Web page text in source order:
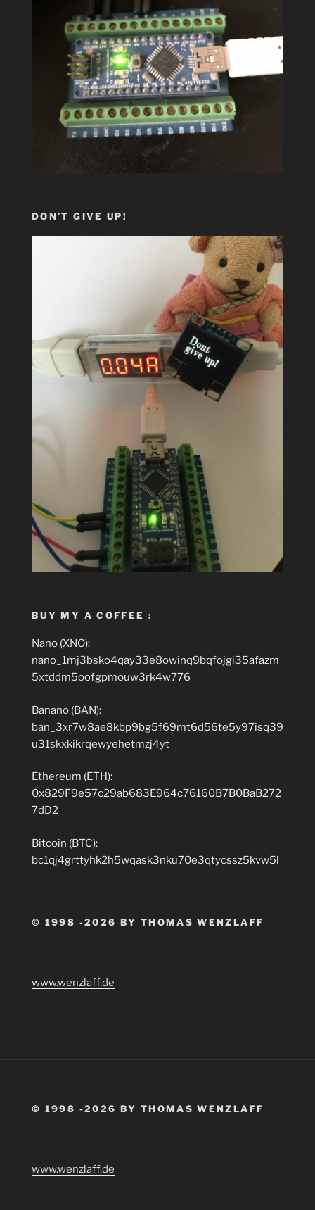
DON’T GIVE UP!
BUY MY A COFFEE :
Nano (XNO):
nano_1mj3bsko4qay33e8owinq9bqfojgi35afazm
5xtddm5oofgpmouw3rk4w776
Banano (BAN):
ban_3xr7w8ae8kbp9bg5f69mt6d56te5y97isq39
u31skxkikrqewyehetmzj4yt
Ethereum (ETH):
0x829F9e57c29ab683E964c76160B7B0BaB272
7dD2
Bitcoin (BTC):
bc1qj4grttyhk2h5wqask3nku70e3qtycssz5kvw5l
© 1998 -2026 BY THOMAS WENZLAFF
www.wenzlaff.de
© 1998 -2026 BY THOMAS WENZLAFF
www.wenzlaff.de